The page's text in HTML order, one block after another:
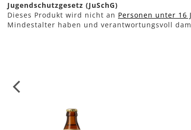
Jugendschutzgesetz (JuSchG)
Dieses Produkt wird nicht an Personen unter 16
Mindestalter haben und verantwortungsvoll